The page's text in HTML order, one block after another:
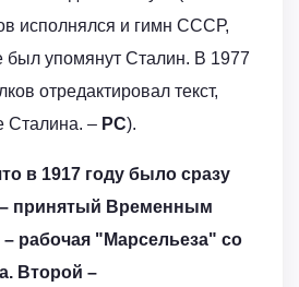
исполнялся и гимн СССР,
был упомянут Сталин. В 1977
отредактировал текст,
Сталина. – РС).
в 1917 году было сразу
принятый Временным
рабочая "Марсельеза" со
Второй –